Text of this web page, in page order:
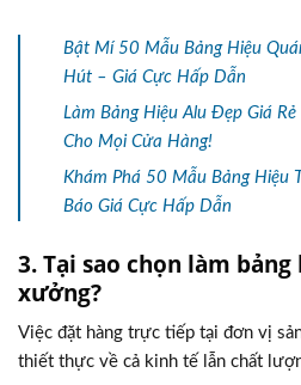
Bật Mí 50 Mẫu Bảng Hiệu
Hút – Giá Cực Hấp Dẫn
Làm Bảng Hiệu Alu Đẹp Giá
Cho Mọi Cửa Hàng!
Khám Phá 50 Mẫu Bảng Hiệu
Báo Giá Cực Hấp Dẫn
3. Tại sao chọn làm
xưởng?
Việc đặt hàng trực tiếp tại đơn vị
thiết thực về cả kinh tế lẫn chất